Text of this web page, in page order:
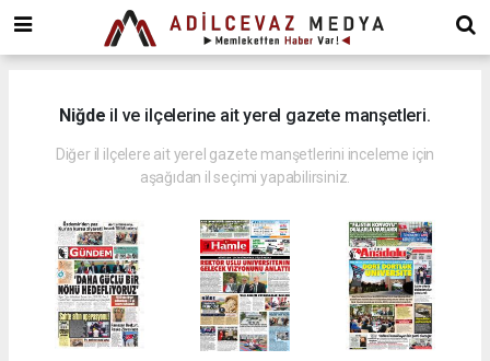
chat
ankara
Niğde il ve ilçelerine ait yerel gazete manşetleri.
Diğer il ilçelere ait yerel gazete manşetlerini inceleme için
aşağıdan il seçimi yapabilirsiniz.